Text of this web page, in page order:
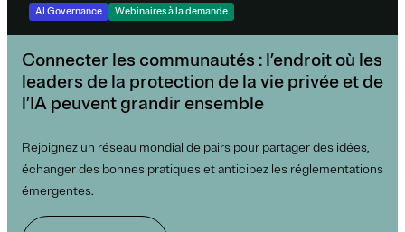
AI Governance Webinaires à la demande
Connecter les communautés : l’endroit où les
leaders de la protection de la vie privée et de
l’IA peuvent grandir ensemble
Rejoignez un réseau mondial de pairs pour partager des idées,
échanger des bonnes pratiques et anticipez les réglementations
émergentes.